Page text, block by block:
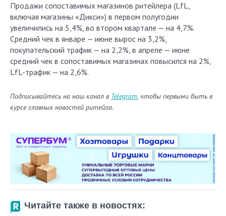
Продажи сопоставимых магазинов ритейлера (LfL,
включая магазины «Дикси») в первом полугодии
увеличились на 5,4%, во втором квартале — на 4,7%.
Средний чек в январе — июне вырос на 3,2%,
покупательский трафик — на 2,2%, в апреле — июне
средний чек в сопоставимых магазинах повысился на 2%,
LfL-трафик — на 2,6%.
Подписывайтесь на наш канал в Telegram, чтобы первыми быть в
курсе главных новостей ритейла.
Читайте также в новостях: